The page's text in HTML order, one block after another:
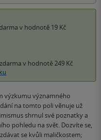
v hodnotě 19 Kč
v hodnotě 249 Kč
výzkumu významného
na tomto poli věnuje už
shrnul své poznatky a
pohledu na svět. Dozvíte se,
se kvůli maličkostem;